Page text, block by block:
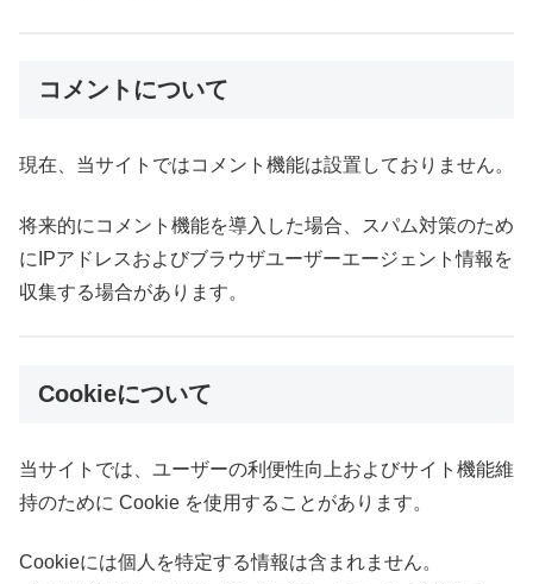
コメントについて
現在、当サイトではコメント機能は設置しておりません。
将来的にコメント機能を導入した場合、スパム対策のため
にIPアドレスおよびブラウザユーザーエージェント情報を
収集する場合があります。
Cookieについて
当サイトでは、ユーザーの利便性向上およびサイト機能維
持のために Cookie を使用することがあります。
Cookieには個人を特定する情報は含まれません。